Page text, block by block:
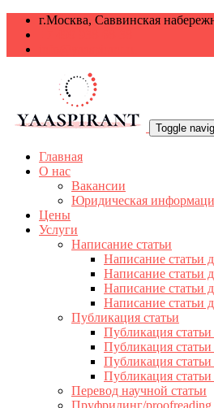
г.Москва, Саввинская
Toggle
Главная
О нас
Вакансии
Юридическая
Цены
Услуги
Написание статьи
Написание статьи
Написание статьи
Написание статьи
Написание статьи
Публикация статьи
Публикация
Публикация статьи
Публикация
Публикация статьи
Перевод научной статьи
Пруфридинг/proofreading